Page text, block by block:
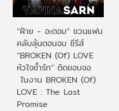
“ฝ้าย - อะตอม” ชวนแฟน
คลับลุ้นตอนจบ ซีรีส์
“BROKEN (Of) LOVE
หัวใจช้ำรัก” ติดขอบจอ
ในงาน BROKEN (Of)
LOVE : The Last
Promise